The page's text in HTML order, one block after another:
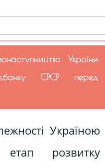
України
СРСР перед
Україною
розвитку